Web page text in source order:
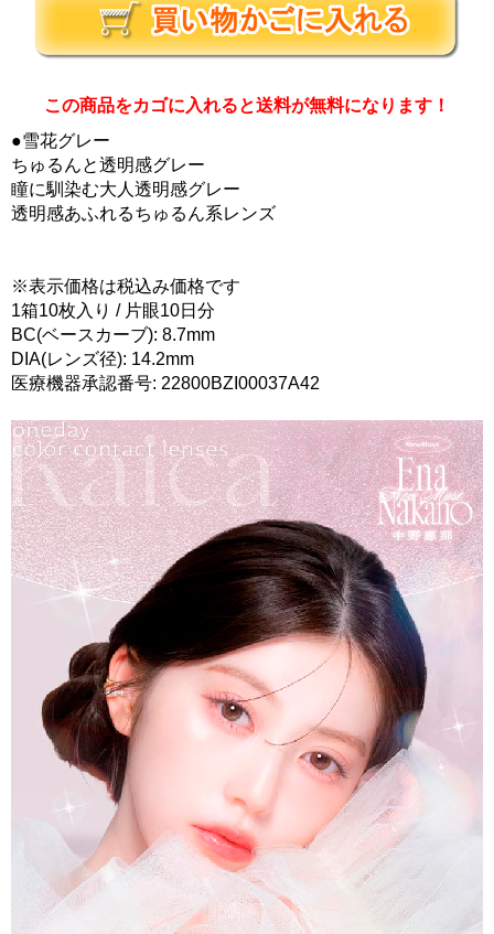
この商品をカゴに入れると送料が無料になります！
●雪花グレー
ちゅるんと透明感グレー
瞳に馴染む大人透明感グレー
透明感あふれるちゅるん系レンズ
※表示価格は税込み価格です
1箱10枚入り / 片眼10日分
BC(ベースカーブ): 8.7mm
DIA(レンズ径): 14.2mm
医療機器承認番号: 22800BZI00037A42